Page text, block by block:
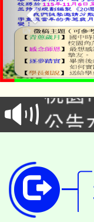
「
車」
桃園
生本
公告
代理
轉知
《
轉知